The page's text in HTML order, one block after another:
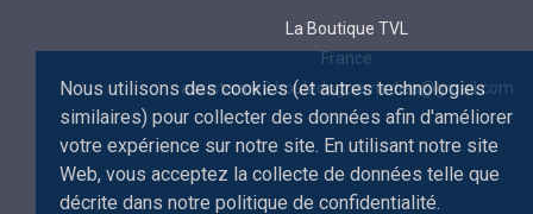
Nous utilisons des cookies (et autres technologies
similaires) pour collecter des données afin d'améliorer
votre expérience sur notre site. En utilisant notre site
Web, vous acceptez la collecte de données telle que
décrite dans notre politique de confidentialité.
La Boutique TVL
France
assistance2.bouledoguemedias@gmail.com